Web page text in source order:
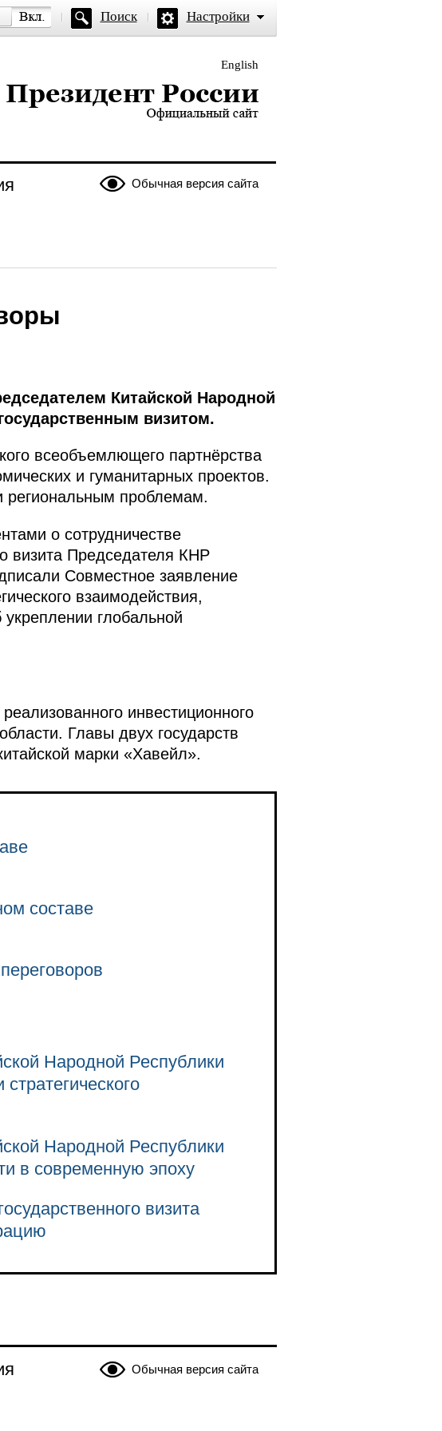
Поиск Настройки
English
России — официальный сайт
Обычная версия сайта
Китайской Народной
визитом.
всеобъемлющего партнёрства
и гуманитарных проектов.
проблемам.
о сотрудничестве
визита Председателя КНР
Совместное заявление
взаимодействия,
глобальной
инвестиционного
Главы двух государств
марки «Хавейл».
составе
Народной Республики
Народной Республики
в современную эпоху
визита
Обычная версия сайта